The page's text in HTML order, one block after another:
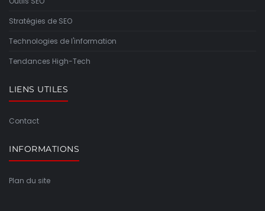
Stratégies de SEO
Technologies de l'information
Tendances High-Tech
LIENS UTILES
Contact
INFORMATIONS
Plan du site